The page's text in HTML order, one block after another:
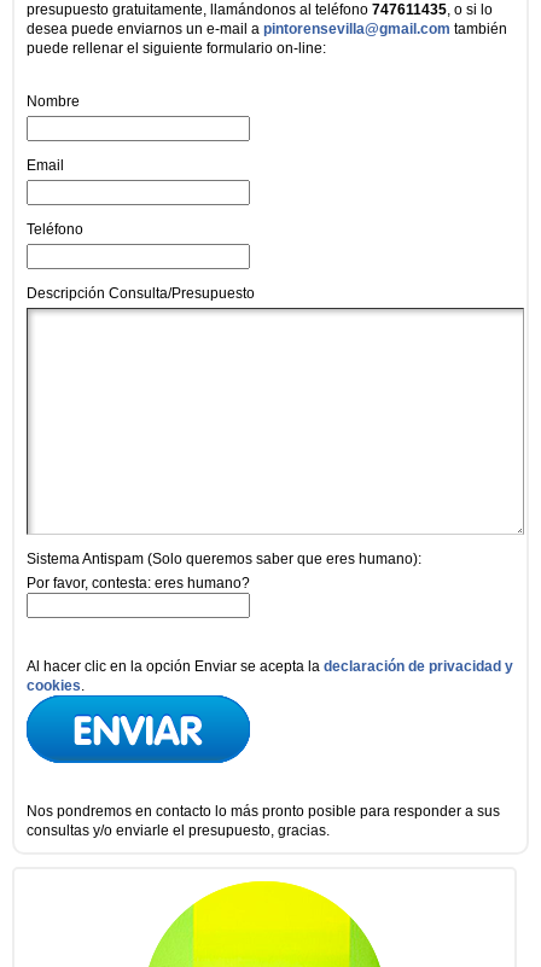
presupuesto gratuitamente, llamándonos al teléfono 747611435, o si lo
desea puede enviarnos un e-mail a pintorensevilla@gmail.com también
puede rellenar el siguiente formulario on-line:
Nombre
Email
Teléfono
Descripción Consulta/Presupuesto
Sistema Antispam (Solo queremos saber que eres humano):
Por favor, contesta: eres humano?
Al hacer clic en la opción Enviar se acepta la declaración de privacidad y
cookies.
Nos pondremos en contacto lo más pronto posible para responder a sus
consultas y/o enviarle el presupuesto, gracias.